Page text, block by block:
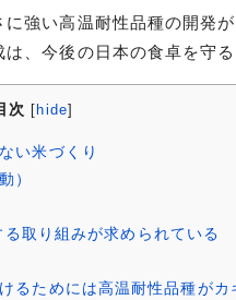
強い高温耐性品種の開発が
、今後の日本の食卓を守る
次 [ hide]
い米づくり
）
取り組みが求められている
るためには高温耐性品種がカ